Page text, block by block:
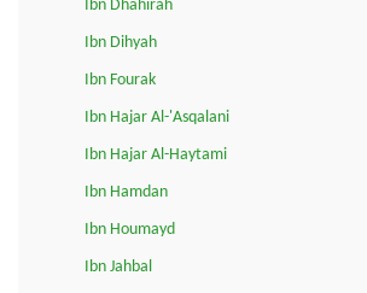
Ibn Dhahirah
Ibn Dihyah
Ibn Fourak
Ibn Hajar Al-'Asqalani
Ibn Hajar Al-Haytami
Ibn Hamdan
Ibn Houmayd
Ibn Jahbal